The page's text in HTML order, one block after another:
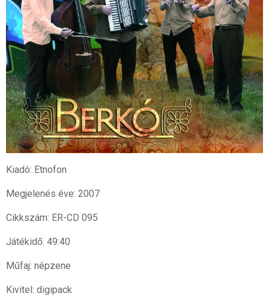
Kiadó: Etnofon
Megjelenés éve: 2007
Cikkszám: ER-CD 095
Játékidő: 49:40
Műfaj: népzene
Kivitel: digipack